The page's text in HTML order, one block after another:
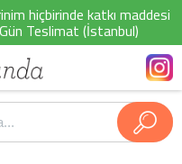
hiçbirinde katkı maddesi
Teslimat (İstanbul)